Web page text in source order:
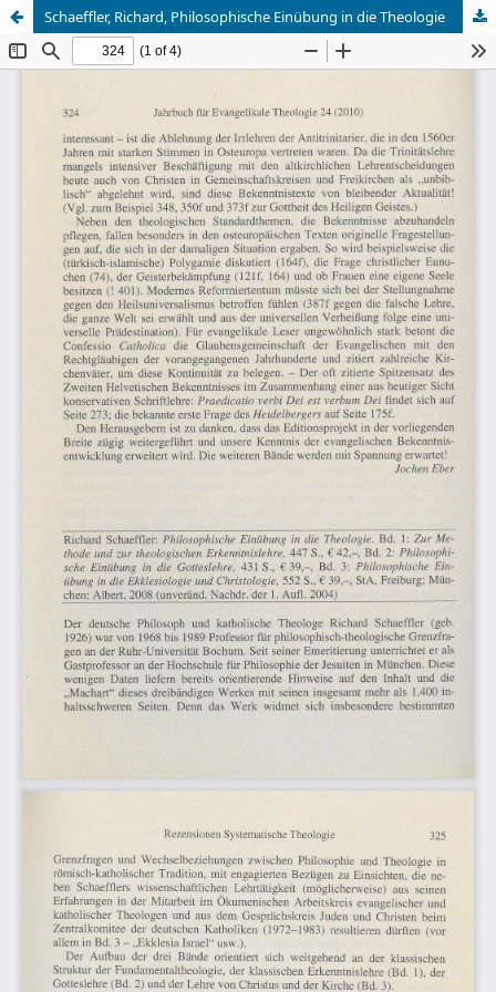
Schaeffler, Richard, Philosophische Einübung in die Theologie